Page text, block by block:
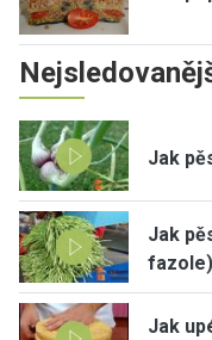
Jak
Jak
fazole)
Jak